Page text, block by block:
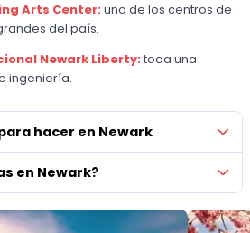
Arts Center: uno de los centros de
del país.
Newark Liberty: toda una
ingeniería.
hacer en Newark
en Newark?